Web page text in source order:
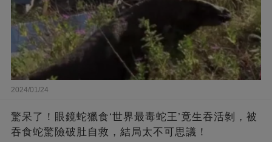
2024/01/24
驚呆了！眼鏡蛇獵食‘世界最毒蛇王’竟生吞活剝，被
吞食蛇驚險破肚自救，結局太不可思議！